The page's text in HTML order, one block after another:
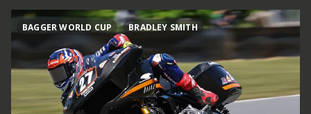
BAGGER WORLD CUP BRADLEY SMITH